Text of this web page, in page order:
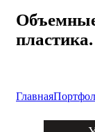
пластика.
Главная